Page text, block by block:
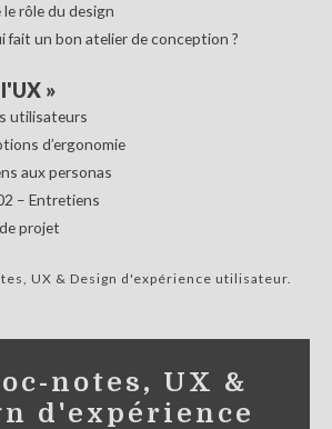
rôle du design
fait un bon atelier de conception ?
»
utilisateurs
d’ergonomie
aux personas
– Entretiens
projet
UX & Design d'expérience utilisateur
notes, UX &
d'expérience